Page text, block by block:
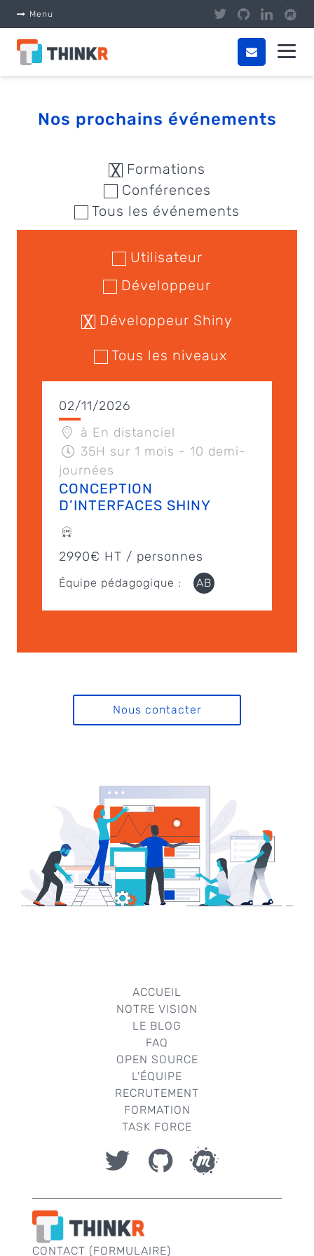
Menu
Nos prochains événements
Formations
Conférences
Tous les événements
Utilisateur
Développeur
Développeur Shiny
Tous les niveaux
02/11/2026
à En distanciel
35H sur 1 mois - 10 demi-
journées
CONCEPTION
D’INTERFACES SHINY
2990€ HT / personnes
Équipe pédagogique : AB
Nous contacter
ACCUEIL
NOTRE VISION
LE BLOG
FAQ
OPEN SOURCE
L'ÉQUIPE
RECRUTEMENT
FORMATION
TASK FORCE
CONTACT (FORMULAIRE)
Panneau de gestion des cookies